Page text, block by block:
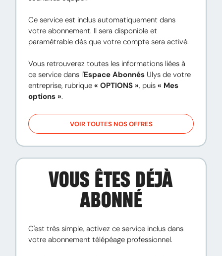
Ce service est inclus automatiquement dans
votre abonnement. Il sera disponible et
paramétrable dès que votre compte sera activé.
Vous retrouverez toutes les informations liées à
ce service dans l'Espace Abonnés Ulys de votre
entreprise, rubrique « OPTIONS », puis « Mes
options ».
VOIR TOUTES NOS OFFRES
VOUS ÊTES DÉJÀ
ABONNÉ
C'est très simple, activez ce service inclus dans
votre abonnement télépéage professionnel.